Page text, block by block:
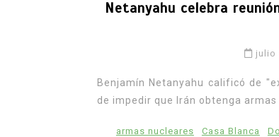
Netanyahu celebra
julio
Benjamín Netanyahu calificó de
de impedir que Irán obtenga armas
armas nucleares Casa Blanca